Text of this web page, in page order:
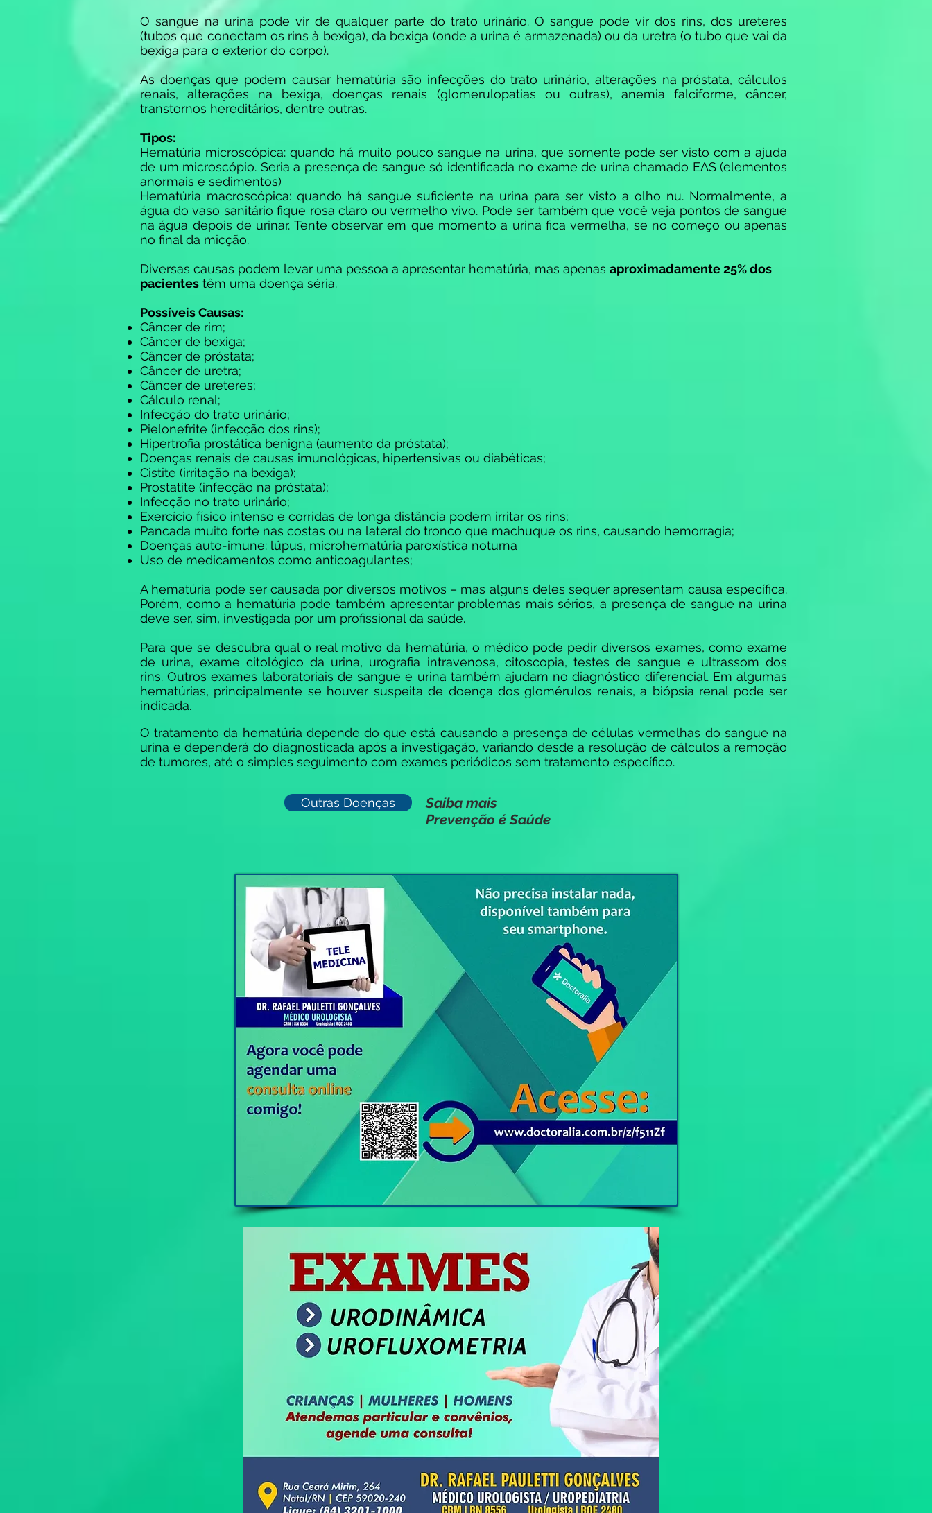
O sangue na urina pode vir de qualquer parte do trato urinário. O sangue pode vir dos rins, dos ureteres
(tubos que conectam os rins à bexiga), da bexiga (onde a urina é armazenada) ou da uretra (o tubo que vai da
bexiga para o exterior do corpo).
As doenças que podem causar hematúria são infecções do trato urinário, alterações na próstata, cálculos
renais, alterações na bexiga, doenças renais (glomerulopatias ou outras), anemia falciforme, câncer,
transtornos hereditários, dentre outras.
Tipos:
Hematúria microscópica: quando há muito pouco sangue na urina, que somente pode ser visto com a ajuda
de um microscópio. Seria a presença de sangue só identificada no exame de urina chamado EAS (elementos
anormais e sedimentos)
Hematúria macroscópica: quando há sangue suficiente na urina para ser visto a olho nu. Normalmente, a
água do vaso sanitário fique rosa claro ou vermelho vivo. Pode ser também que você veja pontos de sangue
na água depois de urinar. Tente observar em que momento a urina fica vermelha, se no começo ou apenas
no final da micção.
Diversas causas podem levar uma pessoa a apresentar hematúria, mas apenas aproximadamente 25% dos
pacientes têm uma doença séria.
Possíveis Causas:
Câncer de rim;
Câncer de bexiga;
Câncer de próstata;
Câncer de uretra;
Câncer de ureteres;
Cálculo renal;
Infecção do trato urinário;
Pielonefrite (infecção dos rins);
Hipertrofia prostática benigna (aumento da próstata);
Doenças renais de causas imunológicas, hipertensivas ou diabéticas;
Cistite (irritação na bexiga);
Prostatite (infecção na próstata);
Infecção no trato urinário;
Exercício físico intenso e corridas de longa distância podem irritar os rins;
Pancada muito forte nas costas ou na lateral do tronco que machuque os rins, causando hemorragia;
Doenças auto-imune: lúpus, microhematúria paroxística noturna
Uso de medicamentos como anticoagulantes;
A hematúria pode ser causada por diversos motivos – mas alguns deles sequer apresentam causa específica.
Porém, como a hematúria pode também apresentar problemas mais sérios, a presença de sangue na urina
deve ser, sim, investigada por um profissional da saúde.
Para que se descubra qual o real motivo da hematúria, o médico pode pedir diversos exames, como exame
de urina, exame citológico da urina, urografia intravenosa, citoscopia, testes de sangue e ultrassom dos
rins. Outros exames laboratoriais de sangue e urina também ajudam no diagnóstico diferencial. Em algumas
hematúrias, principalmente se houver suspeita de doença dos glomérulos renais, a biópsia renal pode ser
indicada.
O tratamento da hematúria depende do que está causando a presença de células vermelhas do sangue na
urina e dependerá do diagnosticada após a investigação, variando desde a resolução de cálculos a remoção
de tumores, até o simples seguimento com exames periódicos sem tratamento específico.
Outras Doenças
Saiba mais
Prevenção é Saúde